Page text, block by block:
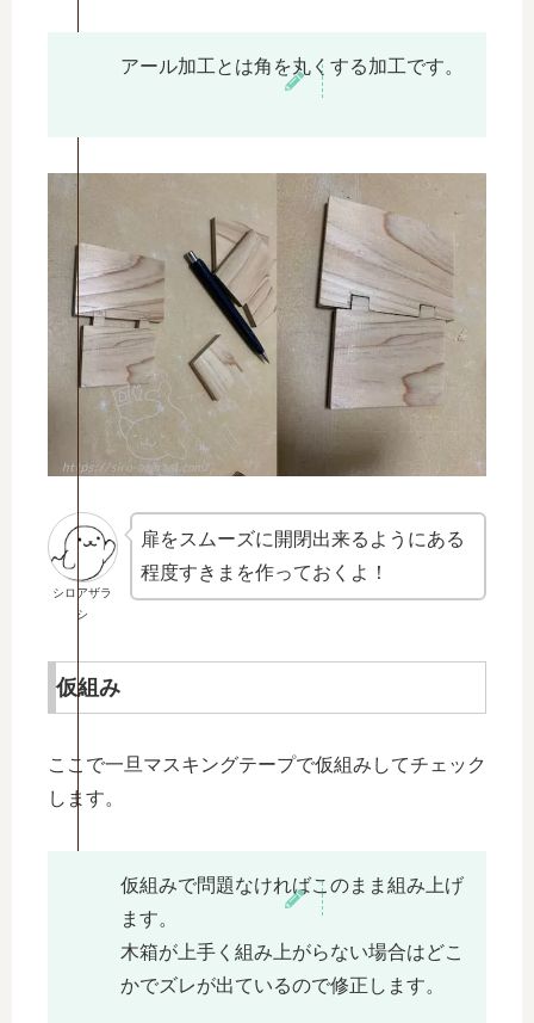
アール加工とは角を丸くする加工です。
シロアザラ
シ
扉をスムーズに開閉出来るようにある
程度すきまを作っておくよ！
仮組み
ここで一旦マスキングテープで仮組みしてチェック
します。
仮組みで問題なければこのまま組み上げ
ます。
木箱が上手く組み上がらない場合はどこ
かでズレが出ているので修正します。